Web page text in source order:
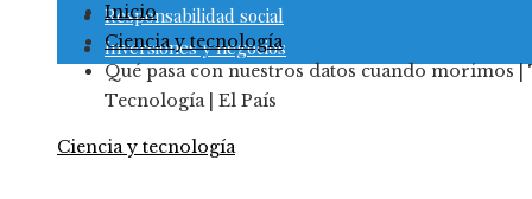
Responsabilidad social
Inversiones y negocios
Inicio
Ciencia y tecnología
Qué pasa con nuestros datos cuando morimos |
Tecnología | El País
Ciencia y tecnología